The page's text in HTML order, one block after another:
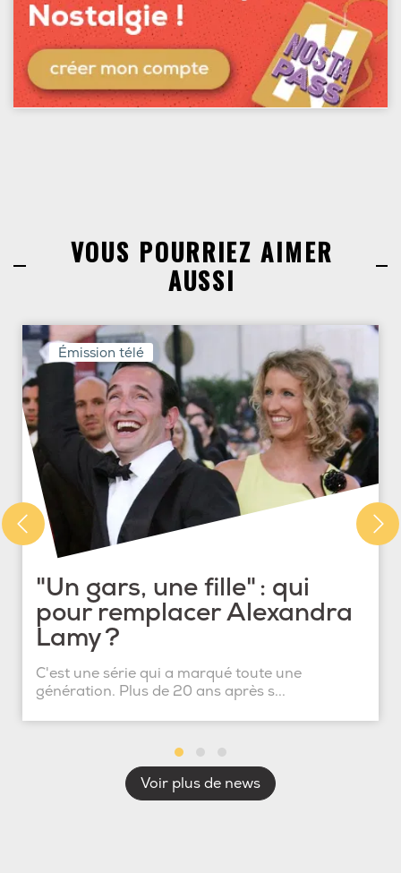
VOUS POURRIEZ AIMER
AUSSI
Émission télé
"Un gars, une fille" : qui
pour remplacer Alexandra
Lamy ?
C'est une série qui a marqué toute une
génération. Plus de 20 ans après s...
Voir plus de news